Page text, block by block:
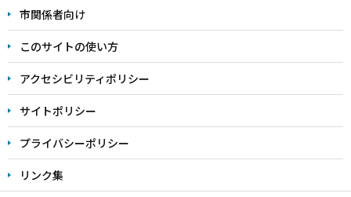
こ
ま
で
市関係者向け
このサイトの使い方
アクセシビリティポリシー
サイトポリシー
プライバシーポリシー
リンク集